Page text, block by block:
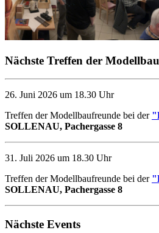
Nächste Treffen der
26. Juni 2026 um 18.30 Uhr
Treffen der Modellbaufreunde bei der
SOLLENAU, Pachergasse 8
31. Juli 2026 um 18.30 Uhr
Treffen der Modellbaufreunde bei der
SOLLENAU, Pachergasse 8
Nächste Events